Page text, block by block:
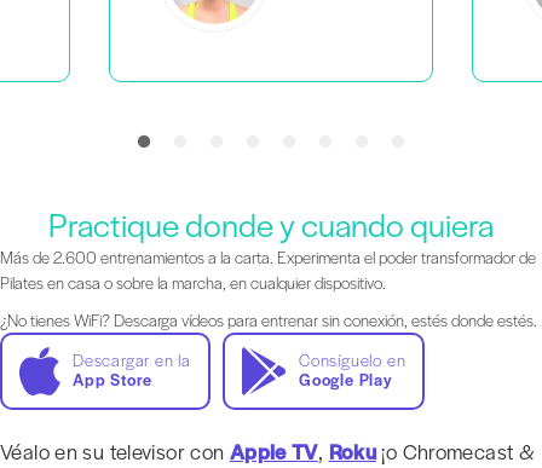
Practique donde y cuando quiera
Más de 2.600 entrenamientos a la carta. Experimenta el poder transformador de
Pilates en casa o sobre la marcha, en cualquier dispositivo.
¿No tienes WiFi? Descarga vídeos para entrenar sin conexión, estés donde estés.
Descargar en la
App Store
Consíguelo en
Google Play
Véalo en su televisor con Apple TV, Roku¡o Chromecast &